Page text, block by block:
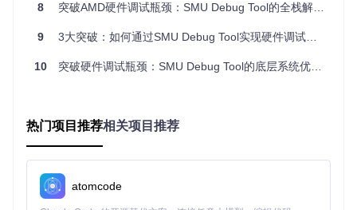
根据实际部署数据，SDT可为不同规模组织带来显著价值：
企业级数据中心：硬件问题诊断时间缩短75%，年均节省维
嵌入式开发团队：新硬件兼容性测试周期从21天压缩至5天
3.功能拆解：五大核心能力解析
核心能力 ：实现每核心独立频率偏移控制，支持±300MHz范
8 突破AMD硬件调试瓶颈：SMU Debug Tool的全栈解决方案
9 3大突破：如何通过SMU Debug Tool实现硬件调试效率跃升？
10 突破硬件调试瓶颈：SMU Debug Tool的底层系统优化解决方案
热门项目推荐相关项目推荐
atomcode